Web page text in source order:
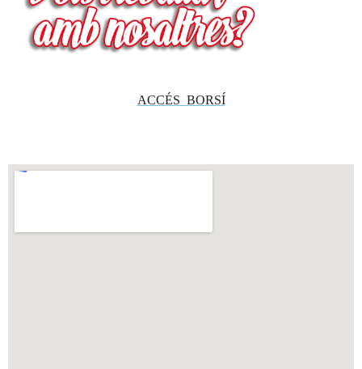
ACCÉS BORSÍ